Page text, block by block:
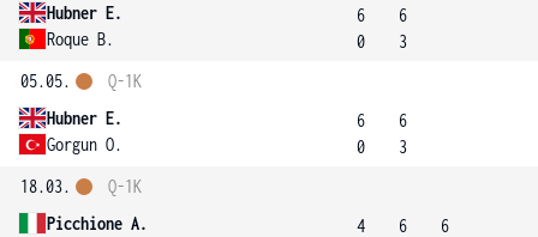
Hubner E.
Roque B.
6
0
6
3
05.05.
Hubner E.
Gorgun O.
Q-1K
6
0
6
3
18.03.
Picchione A.
Q-1K
4
6
6